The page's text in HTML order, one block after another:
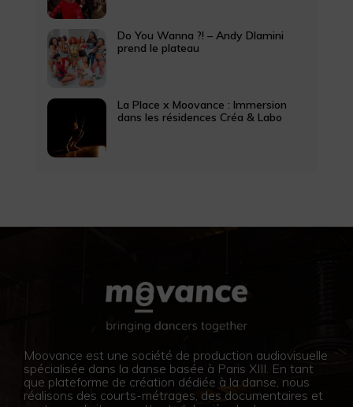
Do You Wanna ?! – Andy Dlamini
prend le plateau
La Place x Moovance : Immersion
dans les résidences Créa & Labo
Moovance est une société de production audiovisuelle
spécialisée dans la danse basée à Paris XIII. En tant
que plateforme de création dédiée à la danse, nous
réalisons des courts-métrages, des documentaires et